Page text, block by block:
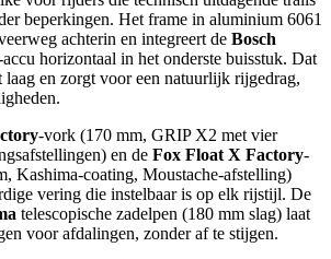
beperkingen. Het frame in aluminium 6061
achterin en integreert de Bosch
accu horizontaal in het onderste buisstuk. Dat
laag en zorgt voor een natuurlijk rijgedrag,
-vork (170 mm, GRIP X2 met vier
en de Fox Float X Factory-
Kashima-coating, Moustache-afstelling)
vering die instelbaar is op elk rijstijl. De
telescopische zadelpen (180 mm slag) laat
voor afdalingen, zonder af te stijgen.